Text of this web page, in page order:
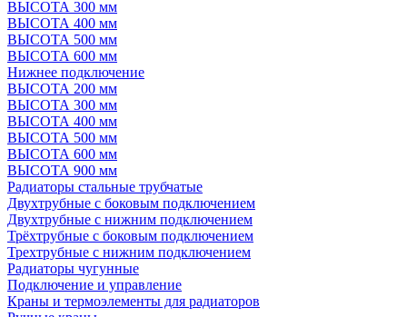
ВЫСОТА 300 мм
ВЫСОТА 400 мм
ВЫСОТА 500 мм
ВЫСОТА 600 мм
Нижнее подключение
ВЫСОТА 200 мм
ВЫСОТА 300 мм
ВЫСОТА 400 мм
ВЫСОТА 500 мм
ВЫСОТА 600 мм
ВЫСОТА 900 мм
Радиаторы стальные трубчатые
Двухтрубные с боковым подключением
Двухтрубные с нижним подключением
Трёхтрубные с боковым подключением
Трехтрубные с нижним подключением
Радиаторы чугунные
Подключение и управление
Краны и термоэлементы для радиаторов